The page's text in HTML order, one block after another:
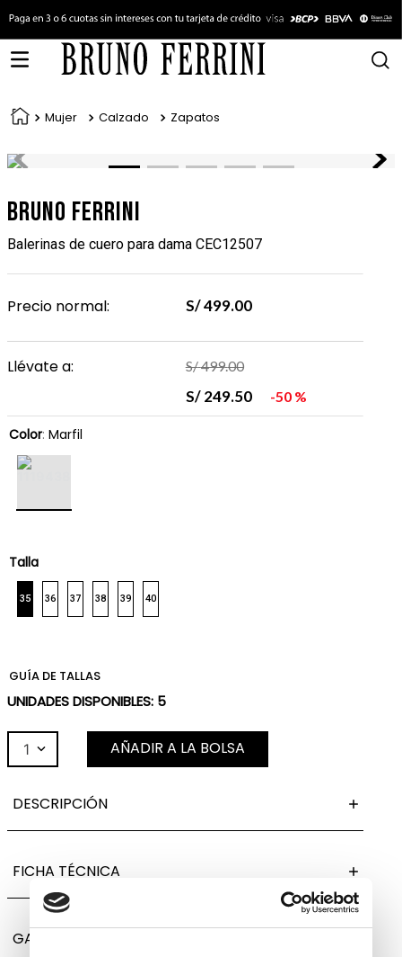
Mujer Calzado Zapatos
Bruno Ferrini
Balerinas de cuero para dama CEC12507
Precio normal: S/499.00
Llévate a: S/499.00
S/ 249.50 50 %
Color: Marfil
Talla
35 36 37 38 39 40
GUÍA DE TALLAS
UNIDADES DISPONIBLES: 5
1 AÑADIR A LA BOLSA
DESCRIPCIÓN
FICHA TÉCNICA
GARANTÍA, CAMBIOS Y DEVOLUCIONES